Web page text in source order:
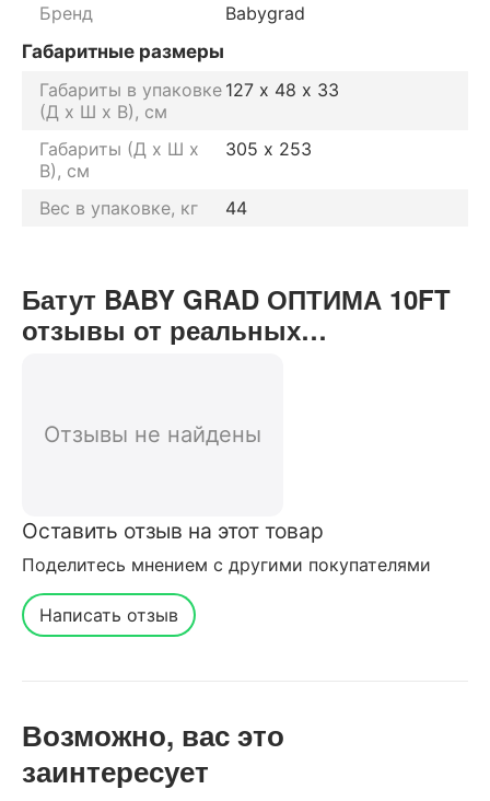
Бренд
Babygrad
Габаритные размеры
Габариты в упаковке
(Д х Ш х В), см
127 х 48 х 33
Габариты (Д х Ш х
В), см
305 х 253
Вес в упаковке, кг 44
Батут BABY GRAD ОПТИМА 10FT
отзывы от реальных
Отзывы не найдены
Оставить отзыв на этот товар
Поделитесь мнением с другими покупателями
Написать отзыв
Возможно, вас это
заинтересует